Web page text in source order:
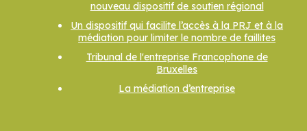
nouveau dispositif de soutien régional
Un dispositif qui facilite l’accès à la PRJ et à la
médiation pour limiter le nombre de faillites
Tribunal de l'entreprise Francophone de
Bruxelles
La médiation d’entreprise